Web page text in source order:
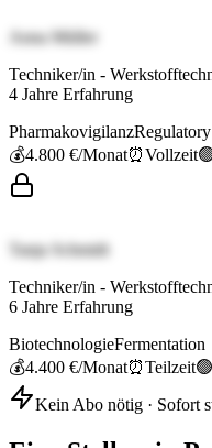
Anna Müller
Techniker/in -
4 Jahre Erfahrung
Pharmakovigilanz
💰4.800 €/Monat⏰Vollzeit
Tanja Schmidt
Techniker/in -
6 Jahre Erfahrung
BiotechnologieFermentation
💰4.400 €/Monat⏰Teilzeit🟢
Kein Abo nötig · Sofort